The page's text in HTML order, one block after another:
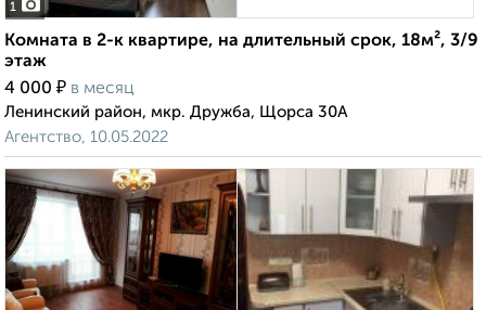
1
Комната в 2-к квартире, на длительный срок, 18м², 3/9
этаж
4 000 ₽ в месяц
Ленинский район, мкр. Дружба, Щорса 30А
Агентство, 10.05.2022